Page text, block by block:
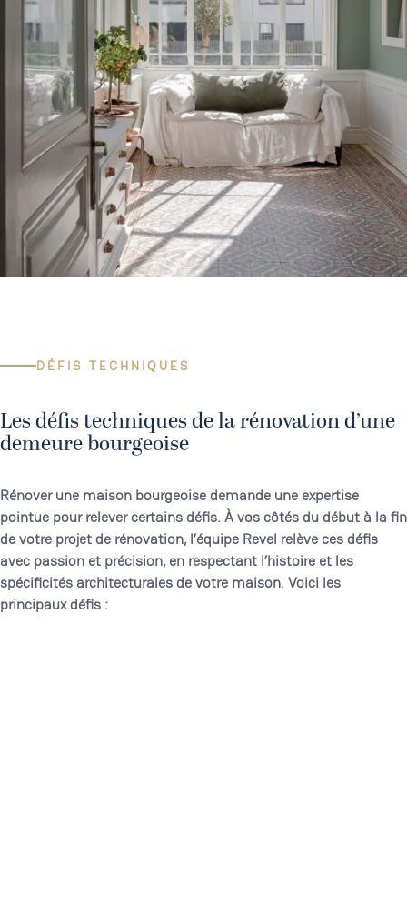
DÉFIS TECHNIQUES
Les défis techniques de la rénovation d’une
demeure bourgeoise
Rénover une maison bourgeoise demande une expertise
pointue pour relever certains défis. À vos côtés du début à la fin
de votre projet de rénovation, l’équipe Revel relève ces défis
avec passion et précision, en respectant l’histoire et les
spécificités architecturales de votre maison. Voici les
principaux défis :